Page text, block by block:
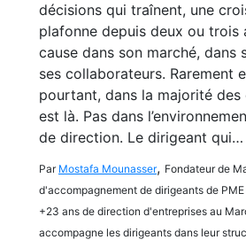
décisions qui traînent, une
plafonne depuis deux ou trois
cause dans son marché, dans
ses collaborateurs. Rarement
pourtant, dans la majorité des
est là. Pas dans
de direction. Le dirigeant qui…
Par Mostafa Mounasser, Fondateur de
d'accompagnement de dirigeants de
+23 ans de direction d'entreprises au
accompagne les dirigeants dans leur